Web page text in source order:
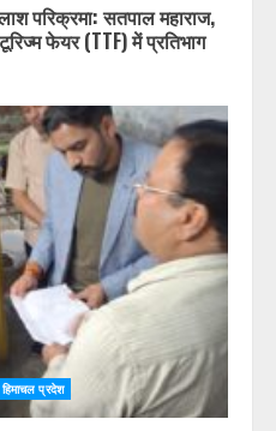
परिक्रमा: सतपाल महाराज,
फेयर (TTF) में प्रतिभाग
हिमाचल प्रदेश